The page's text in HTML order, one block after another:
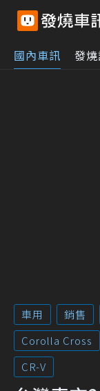
國內車訊 發
車用 銷售
Corolla Cross
CR-V